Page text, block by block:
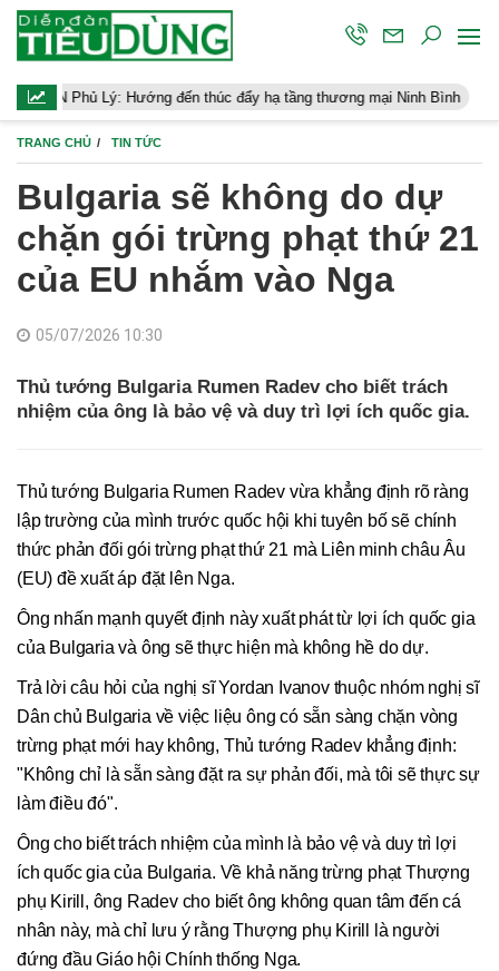
Hướng đến thúc đẩy hạ tầng thương mại Ninh Bình Điều hành
TRANG CHỦ TIN TỨC
Bulgaria sẽ không do dự
chặn gói trừng phạt thứ 21
của EU nhắm vào Nga
05/07/2026 10:30
Thủ tướng Bulgaria Rumen Radev cho biết trách
nhiệm của ông là bảo vệ và duy trì lợi ích quốc gia.
Thủ tướng Bulgaria Rumen Radev vừa khẳng định rõ ràng
lập trường của mình trước quốc hội khi tuyên bố sẽ chính
thức phản đối gói trừng phạt thứ 21 mà Liên minh châu Âu
(EU) đề xuất áp đặt lên Nga.
Ông nhấn mạnh quyết định này xuất phát từ lợi ích quốc gia
của Bulgaria và ông sẽ thực hiện mà không hề do dự.
Trả lời câu hỏi của nghị sĩ Yordan Ivanov thuộc nhóm nghị sĩ
Dân chủ Bulgaria về việc liệu ông có sẵn sàng chặn vòng
trừng phạt mới hay không, Thủ tướng Radev khẳng định:
"Không chỉ là sẵn sàng đặt ra sự phản đối, mà tôi sẽ thực sự
làm điều đó".
Ông cho biết trách nhiệm của mình là bảo vệ và duy trì lợi
ích quốc gia của Bulgaria. Về khả năng trừng phạt Thượng
phụ Kirill, ông Radev cho biết ông không quan tâm đến cá
nhân này, mà chỉ lưu ý rằng Thượng phụ Kirill là người
đứng đầu Giáo hội Chính thống Nga.